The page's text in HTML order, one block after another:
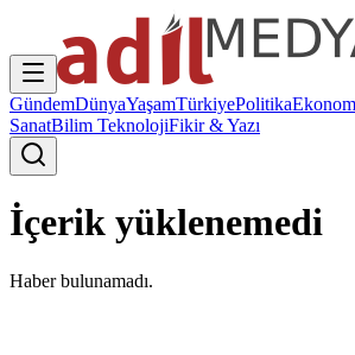
GündemDünyaYaşamTürkiyePolitika
SanatBilim TeknolojiFikir & Yazı
İçerik yüklenemedi
Haber bulunamadı.